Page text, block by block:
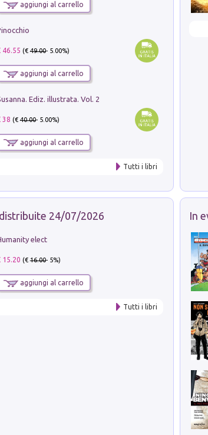
aggiungi al carrello
46.55 (€49.00- 5.00%)
aggiungi al carrello
Ediz. illustrata. Vol. 2
38 (€40.00- 5.00%)
aggiungi al carrello
Tutti i libri
24/07/2026
elect
15.20 (€16.00- 5%)
aggiungi al carrello
Tutti i libri
In